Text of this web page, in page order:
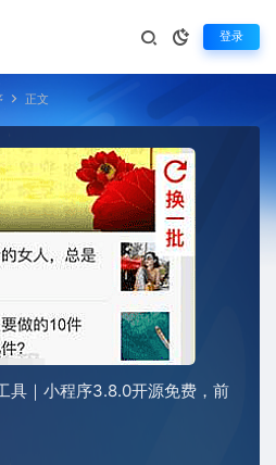
登录
正文
具｜小程序3.8.0开源免费，前